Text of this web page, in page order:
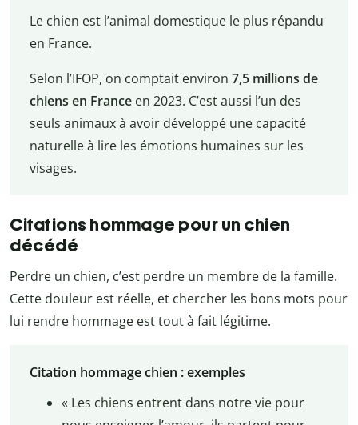
Le chien est l’animal domestique le plus répandu
en France.
Selon l’IFOP, on comptait environ 7,5 millions de
chiens en Franceen 2023. C’est aussi l’un des
seuls animaux à avoir développé une capacité
naturelle à lire les émotions humaines sur les
visages.
Citations hommage pour un chien
décédé
Perdre un chien, c’est perdre un membre de la famille.
Cette douleur est réelle, et chercher les bons mots pour
lui rendre hommage est tout à fait légitime.
Citation hommage chien : exemples
« Les chiens entrent dans notre vie pour